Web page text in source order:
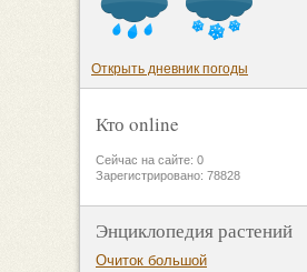
Открыть дневник погоды
Кто online
Сейчас на сайте: 0
Зарегистрировано: 78828
Энциклопедия растений
Очиток большой